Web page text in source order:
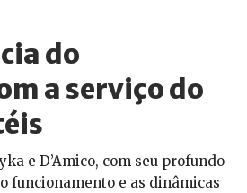
do
a serviço do
e D’Amico, com seu profundo
funcionamento e as dinâmicas